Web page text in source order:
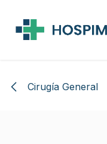
Cirugía General